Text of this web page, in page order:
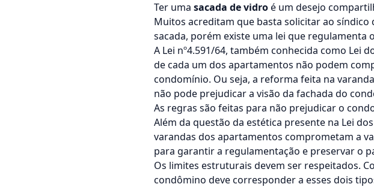
Ter uma sacada de vidroé um desejo
Muitos acreditam que basta solicitar ao
sacada, porém existe uma lei que regulamenta o
A Lei nº4.591/64, também conhecida como Lei
de cada um dos apartamentos não podem
condomínio. Ou seja, a reforma feita na
não pode prejudicar a visão da fachada do
As regras são feitas para não prejudicar o
Além da questão da estética presente na Lei
varandas dos apartamentos comprometam a
para garantir a regulamentação e preservar o
Os limites estruturais devem ser respeitados.
condômino deve corresponder a esses dois